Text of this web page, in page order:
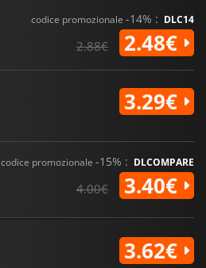
codice promozionale -14% : DLC14
2.88€ 2.48€
3.29€
codice promozionale -15% : DLCOMPARE
4.00€ 3.40€
3.62€